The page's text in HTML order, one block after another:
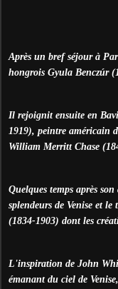
Après un bref séjour à
hongrois Gyula Benczúr
Il rejoignit ensuite en
1919), peintre américain
William Merritt Chase
Quelques temps après
splendeurs de Venise et
(1834-1903) dont les
L'inspiration de John
émanant du ciel de